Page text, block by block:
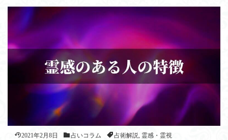
2021年2月8日 占いコラム 占術解説, 霊感・霊視